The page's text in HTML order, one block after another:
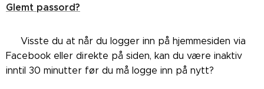
Glemt passord?
👉🏼Visste du at når du logger inn på hjemmesiden via
Facebook eller direkte på siden, kan du være inaktiv
inntil 30 minutter før du må logge inn på nytt?